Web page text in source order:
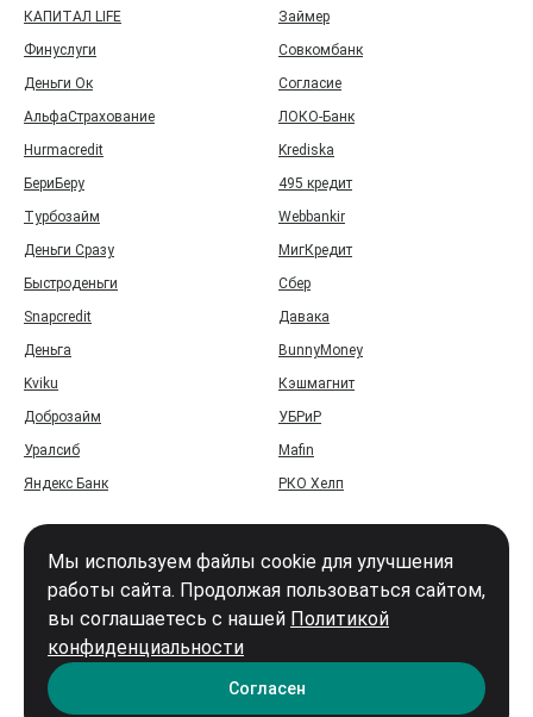
КАПИТАЛ LIFE
Займер
Финуслуги
Совкомбанк
Деньги Ок
Согласие
АльфаСтрахование
ЛОКО-Банк
Hurmacredit
Krediska
БериБеру
495 кредит
Турбозайм
Webbankir
Деньги Сразу
МигКредит
Быстроденьги
Сбер
Snapcredit
Давака
Деньга
BunnyMoney
Kviku
Кэшмагнит
Доброзайм
УБРиР
Уралсиб
Mafin
Яндекс Банк
РКО Хелп
Карта сайта
Мы используем файлы cookie для улучшения
работы сайта. Продолжая пользоваться сайтом,
вы соглашаетесь с нашей Политикой
конфиденциальности
Согласен